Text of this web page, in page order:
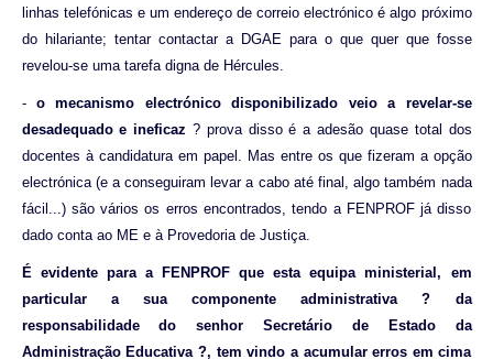
linhas telefónicas e um endereço de correio electrónico é algo próximo
do hilariante; tentar contactar a DGAE para o que quer que fosse
revelou-se uma tarefa digna de Hércules.
- o mecanismo electrónico disponibilizado veio a revelar-se
desadequado e ineficaz ? prova disso é a adesão quase total dos
docentes à candidatura em papel. Mas entre os que fizeram a opção
electrónica (e a conseguiram levar a cabo até final, algo também nada
fácil...) são vários os erros encontrados, tendo a FENPROF já disso
dado conta ao ME e à Provedoria de Justiça.
É evidente para a FENPROF que esta equipa ministerial, em
particular a sua componente administrativa ? da
responsabilidade do senhor Secretário de Estado da
Administração Educativa ?, tem vindo a acumular erros em cima